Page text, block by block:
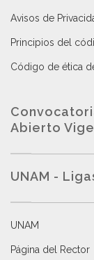
Avisos de
Principios del
Código de ética
Abierto
UNAM -
UNAM
Página del Rector